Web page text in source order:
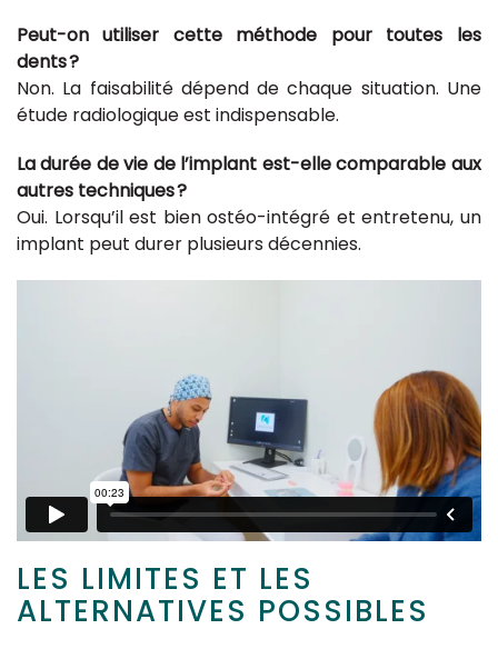
Peut-on utiliser cette méthode pour toutes les
dents ?
Non. La faisabilité dépend de chaque situation. Une
étude radiologique est indispensable.
La durée de vie de l’implant est-elle comparable aux
autres techniques ?
Oui. Lorsqu’il est bien ostéo-intégré et entretenu, un
implant peut durer plusieurs décennies.
LES LIMITES ET LES
ALTERNATIVES POSSIBLES